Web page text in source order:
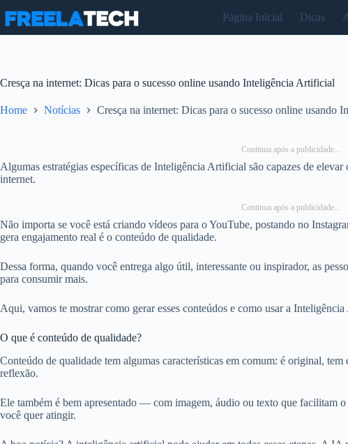
para
Página Inícial Dicas
Cresça na internet: Dicas para o sucesso online usando Inteligência Artificial
Home Notícias Cresça na internet: Dicas para o sucesso online usando
Continua após a publicidade...
Algumas estratégias específicas de Inteligência Artificial são capazes de
internet.
Continua após a publicidade...
Não importa se você está criando vídeos para o YouTube, postando no
gera engajamento real é o conteúdo de qualidade.
Dessa forma, quando você entrega algo útil, interessante ou inspirador, as
para consumir mais.
Aqui, vamos te mostrar como gerar esses conteúdos e como usar a
O que é conteúdo de qualidade?
Conteúdo de qualidade tem algumas características em comum: é original,
reflexão.
Ele também é bem apresentado — com imagem, áudio ou texto que facilitam
você quer atingir.